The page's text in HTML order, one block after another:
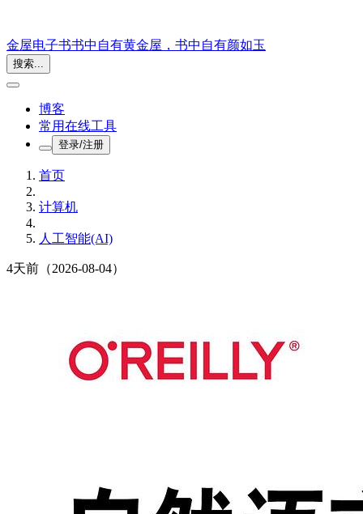
金屋电子书书中自有黄金屋，书中自有颜如玉
搜索...
博客
常用在线工具
登录/注册
首页
计算机
人工智能(AI)
4天前 （2026-08-04）